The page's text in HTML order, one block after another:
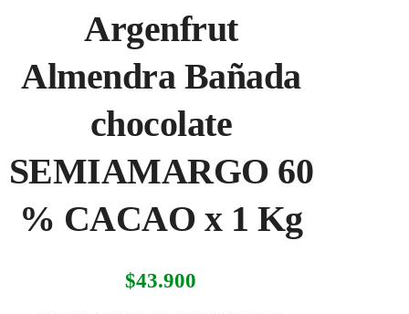
Argenfrut
Almendra Bañada
chocolate
SEMIAMARGO 60
% CACAO x 1 Kg
$43.900